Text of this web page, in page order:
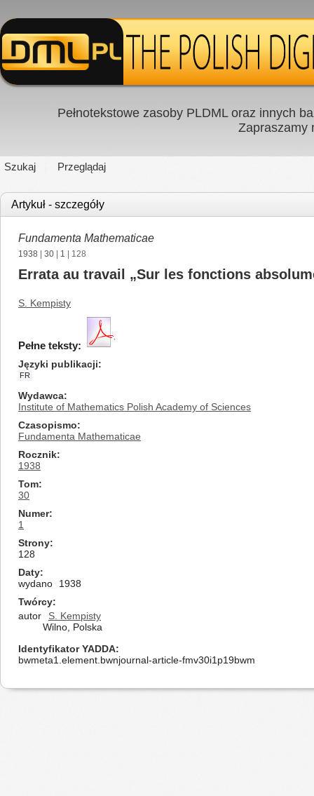
Pełnotekstowe zasoby PLDML oraz innych
Zapraszamy
Szukaj Przeglądaj
Artykuł - szczegóły
Fundamenta Mathematicae
1938 30 1 | 128
Errata au travail „Sur les fonctions
S. Kempisty
Pełne teksty:
Języki publikacji
FR
Wydawca
Institute of Mathematics Polish Academy of Sciences
Czasopismo
Fundamenta Mathematicae
Rocznik
1938
Tom
30
Numer
1
Strony
128
Daty
wydano
1938
Twórcy
autor
S. Kempisty
Wilno, Polska
Identyfikator YADDA
bwmeta1.element.bwnjournal-article-fmv30i1p19bwm